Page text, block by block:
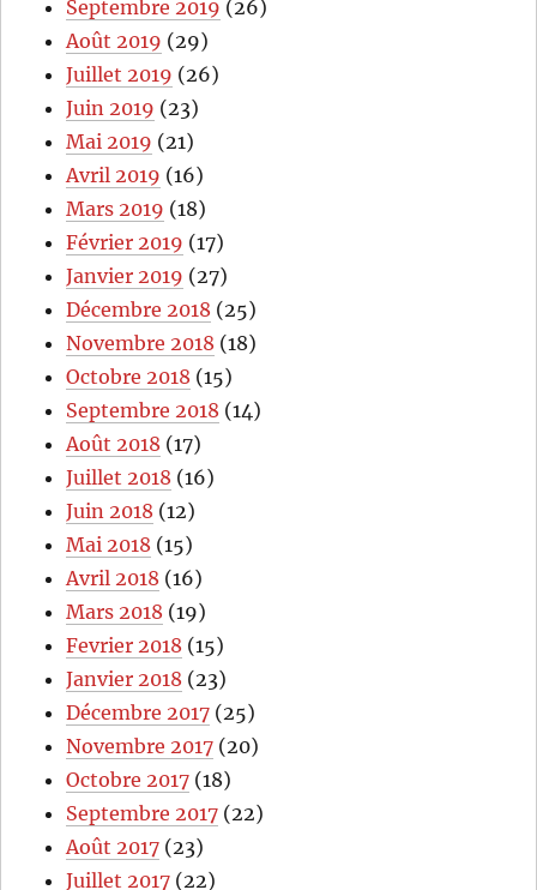
Septembre 2019 (26)
Août 2019 (29)
Juillet 2019 (26)
Juin 2019 (23)
Mai 2019 (21)
Avril 2019 (16)
Mars 2019 (18)
Février 2019 (17)
Janvier 2019 (27)
Décembre 2018 (25)
Novembre 2018 (18)
Octobre 2018 (15)
Septembre 2018 (14)
Août 2018 (17)
Juillet 2018 (16)
Juin 2018 (12)
Mai 2018 (15)
Avril 2018 (16)
Mars 2018 (19)
Fevrier 2018 (15)
Janvier 2018 (23)
Décembre 2017 (25)
Novembre 2017 (20)
Octobre 2017 (18)
Septembre 2017 (22)
Août 2017 (23)
Juillet 2017 (22)